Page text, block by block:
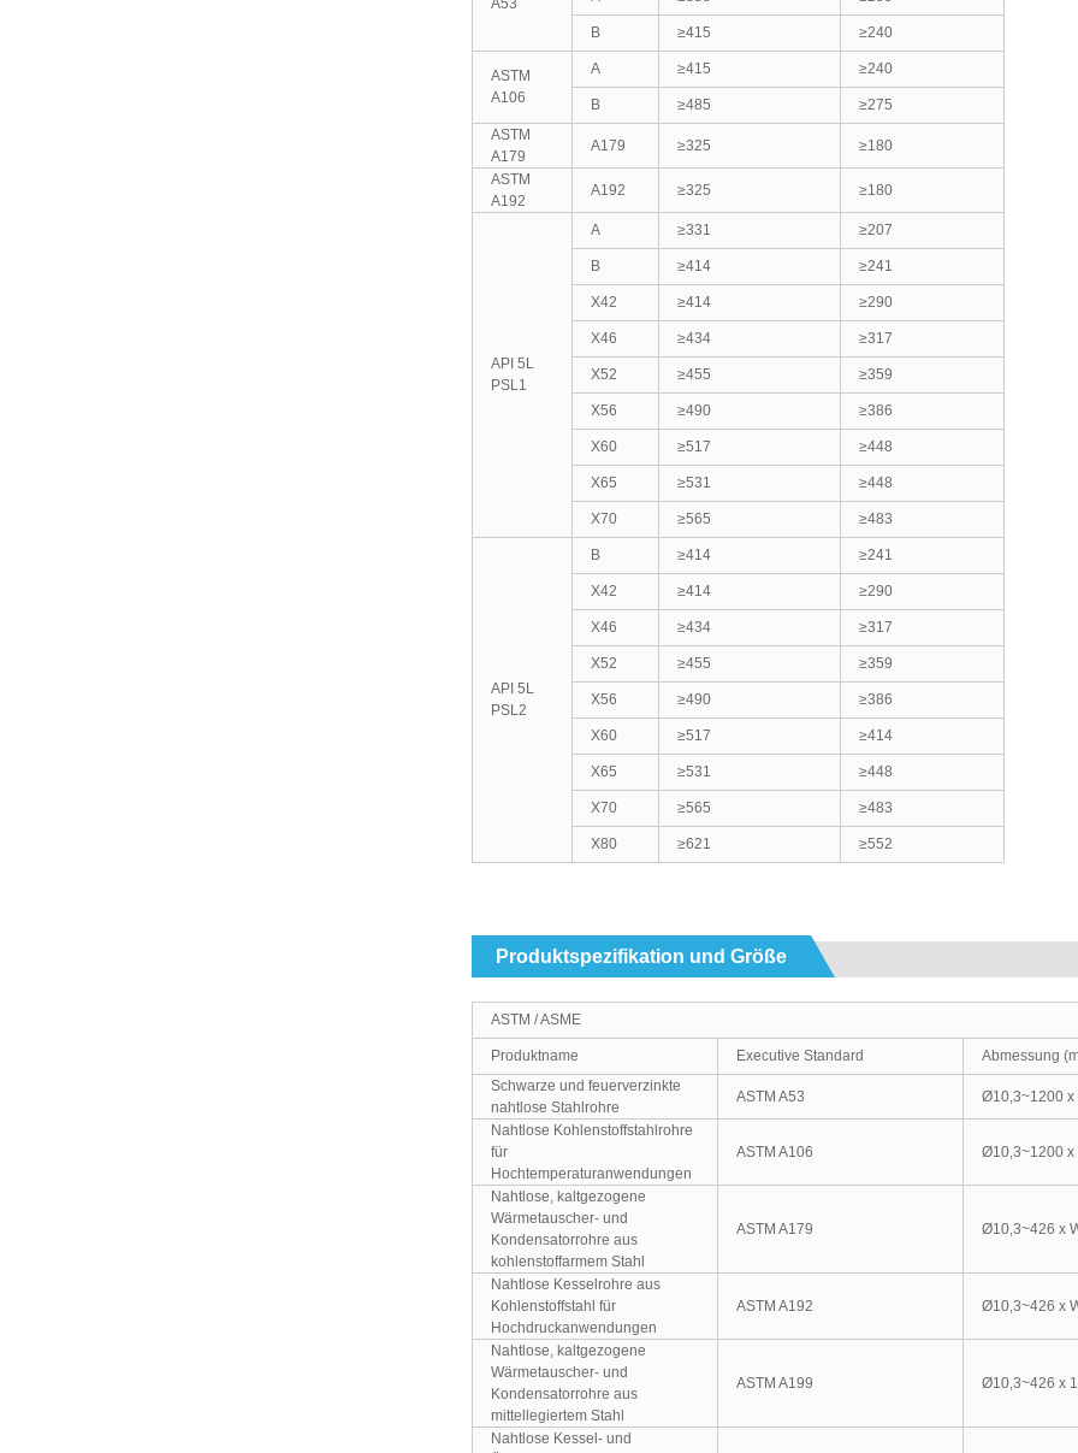
B ≥415 ≥240
ASTM
A106
A ≥415 ≥240
B ≥485
≥275
ASTM
A179
A179 ≥325
≥180
ASTM
A192
A192 ≥325 ≥180
API 5L
PSL1
A ≥331 ≥207
B ≥414 ≥241
X42 ≥414 ≥290
X46 ≥434 ≥317
X52 ≥455 ≥359
X56 ≥490 ≥386
X60 ≥517 ≥448
X65 ≥531 ≥448
X70 ≥565 ≥483
API 5L
PSL2
B ≥414 ≥241
X42 ≥414 ≥290
X46 ≥434 ≥317
X52 ≥455 ≥359
X56 ≥490 ≥386
X60 ≥517 ≥414
X65 ≥531 ≥448
X70 ≥565 ≥483
X80 ≥621 ≥552
Produktspezifikation und Größe
ASTM / ASME
Produktname Executive Standard
Abmessung
Schwarze und feuerverzinkte
nahtlose Stahlrohre
ASTM A53
Ø10,3~1200 x
Nahtlose Kohlenstoffstahlrohre
für
Hochtemperaturanwendungen
ASTM A106 Ø10,3~1200 x
Nahtlose, kaltgezogene
Wärmetauscher- und
Kondensatorrohre aus
kohlenstoffarmem Stahl
ASTM A179 Ø10,3~426 x
Nahtlose Kesselrohre aus
Kohlenstoffstahl für
Hochdruckanwendungen
ASTM A192 Ø10,3~426 x
Nahtlose, kaltgezogene
Wärmetauscher- und
Kondensatorrohre aus
mittellegiertem Stahl
ASTM A199 Ø10,3~426 x
Nahtlose Kessel- und